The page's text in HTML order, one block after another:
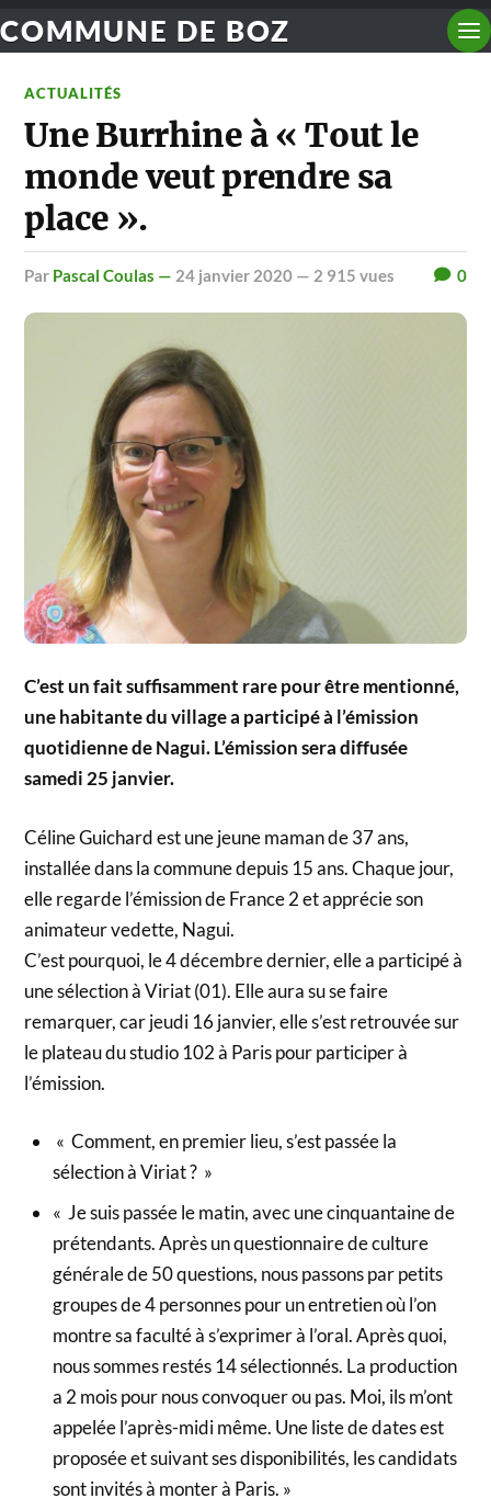
COMMUNE DE BOZ
ACTUALITÉS
Une Burrhine à « Tout le
monde veut prendre sa
place ».
par Pascal Coulas — 24 janvier 2020 — 2 915 vues 0
C’est un fait suffisamment rare pour être mentionné,
une habitante du village a participé à l’émission
quotidienne de Nagui. L’émission sera diffusée
samedi 25 janvier.
Céline Guichard est une jeune maman de 37 ans,
installée dans la commune depuis 15 ans. Chaque jour,
elle regarde l’émission de France 2 et apprécie son
animateur vedette, Nagui.
C’est pourquoi, le 4 décembre dernier, elle a participé à
une sélection à Viriat (01). Elle aura su se faire
remarquer, car jeudi 16 janvier, elle s’est retrouvée sur
le plateau du studio 102 à Paris pour participer à
l’émission.
« Comment, en premier lieu, s’est passée la
sélection à Viriat ? »
« Je suis passée le matin, avec une cinquantaine de
prétendants. Après un questionnaire de culture
générale de 50 questions, nous passons par petits
groupes de 4 personnes pour un entretien où l’on
montre sa faculté à s’exprimer à l’oral. Après quoi,
nous sommes restés 14 sélectionnés. La production
a 2 mois pour nous convoquer ou pas. Moi, ils m’ont
appelée l’après-midi même. Une liste de dates est
proposée et suivant ses disponibilités, les candidats
sont invités à monter à Paris. »